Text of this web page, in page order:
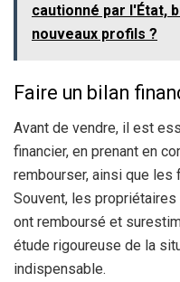
cautionné par l'État,
nouveaux profils ?
Faire un bilan
Avant de vendre, il est
financier, en prenant en
rembourser, ainsi que
Souvent, les
ont remboursé et
étude rigoureuse de la
indispensable.